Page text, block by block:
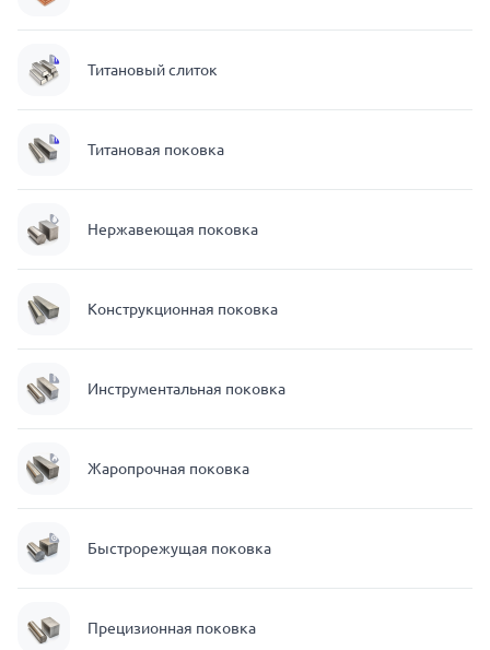
Титановый слиток
Титановая поковка
Нержавеющая поковка
Конструкционная поковка
Инструментальная поковка
Жаропрочная поковка
Быстрорежущая поковка
Прецизионная поковка